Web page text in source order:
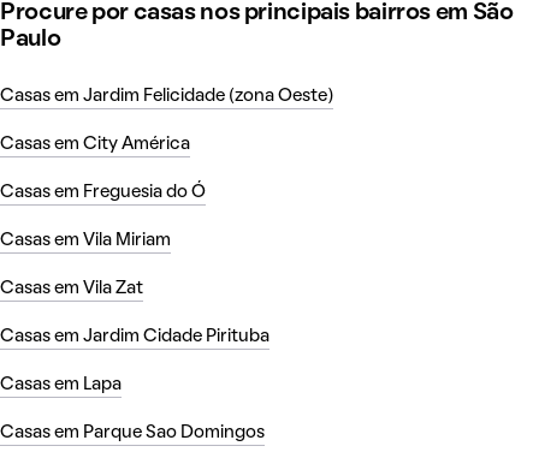
Procure por casas nos principais bairros em São
Paulo
Casas em Jardim Felicidade (zona Oeste)
Casas em City América
Casas em Freguesia do Ó
Casas em Vila Miriam
Casas em Vila Zat
Casas em Jardim Cidade Pirituba
Casas em Lapa
Casas em Parque Sao Domingos